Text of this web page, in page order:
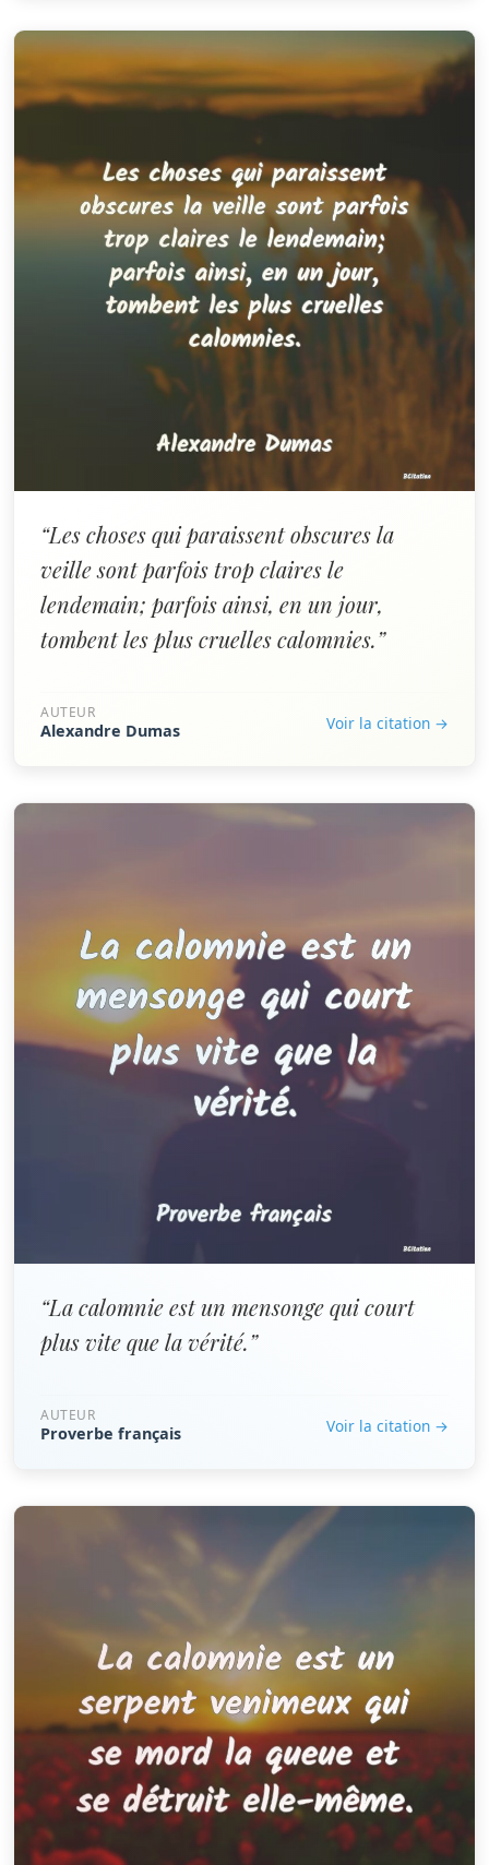
“Les choses qui paraissent obscures la
veille sont parfois trop claires le
lendemain; parfois ainsi, en un jour,
tombent les plus cruelles calomnies.”
AUTEUR
Alexandre Dumas Voir la citation →
“La calomnie est un mensonge qui court
plus vite que la vérité.”
AUTEUR
Proverbe français Voir la citation →